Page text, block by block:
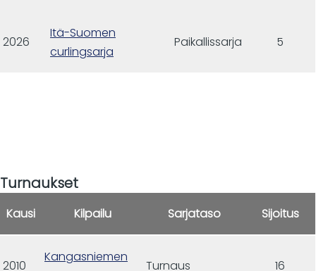
2026
Itä-Suomen
curlingsarja
Paikallissarja 5
Turnaukset
Kausi Kilpailu Sarjataso Sijoitus
2010
Kangasniemen
Turnaus 16